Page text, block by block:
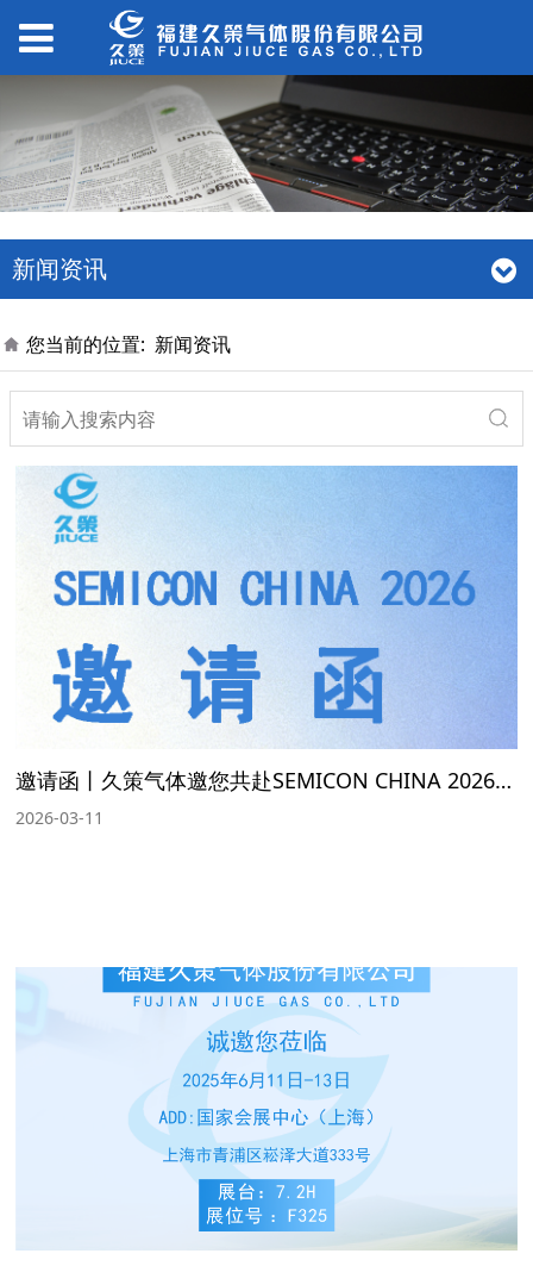
新闻资讯
您当前的位置: 新闻资讯
邀请函丨久策气体邀您共赴SEMICON CHINA 2026展会
2026-03-11